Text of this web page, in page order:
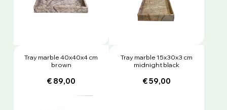
Tray marble 40x40x4 cm
brown
€ 89,00
Tray marble 15x30x3 cm
midnight black
€ 59,00